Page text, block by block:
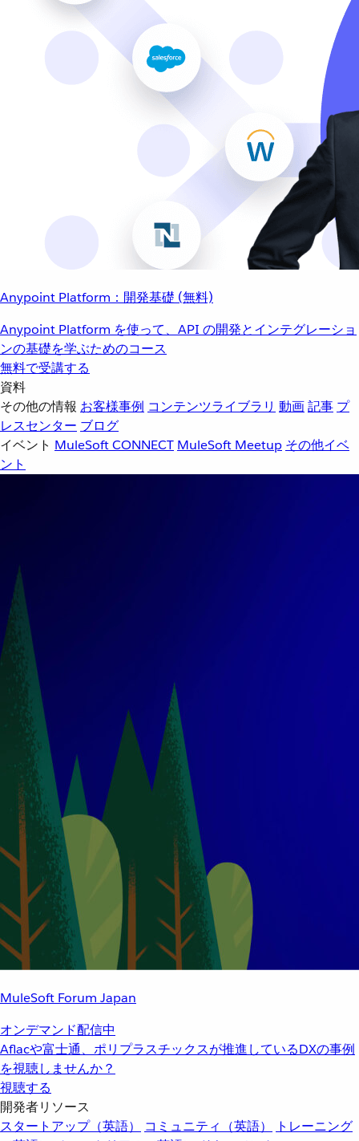
Anypoint Platform：開発基礎 (無料)
Anypoint Platform を使って、API の開発とインテグレーショ
ンの基礎を学ぶためのコース
無料で受講する
資料
その他の情報 お客様事例 コンテンツライブラリ 動画記事 プ
レスセンター ブログ
イベント MuleSoft CONNECT MuleSoft Meetup その他イベ
ント
MuleSoft Forum Japan
オンデマンド配信中
Aflacや富士通、ポリプラスチックスが推進しているDXの事例
を視聴しませんか？
視聴する
開発者リソース
スタートアップ（英語）
コミュニティ（英語）
トレーニング